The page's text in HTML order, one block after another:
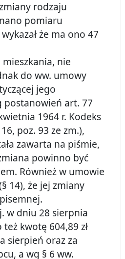
rodzaju
pomiaru
że ma ono 47
nie
do ww. umowy
jego
postanowień art. 77
1964 r. Kodeks
poz. 93 ze zm.),
zawarta na piśmie,
powinno być
Również w umowie
14), że jej zmiany
w dniu 28 sierpnia
też kwotę 604,89 zł
sierpień oraz za
a wg § 6 ww.